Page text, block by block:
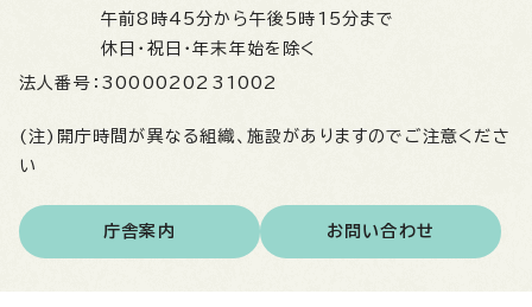
午前8時45分から午後5時15分まで
休日・祝日・年末年始を除く
法人番号： 3000020231002
(注)開庁時間が異なる組織、施設がありますのでご注意くださ
い
庁舎案内 お問い合わせ